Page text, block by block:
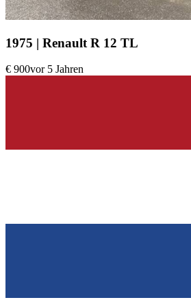
1975 | Renault R 12 TL
€ 900vor 5 Jahren